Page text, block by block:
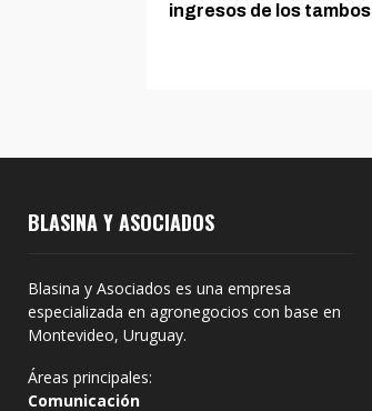
ingresos de los tambos
BLASINA Y ASOCIADOS
Blasina y Asociados es una empresa
especializada en agronegocios con base en
Montevideo, Uruguay.
Áreas principales:
Comunicación